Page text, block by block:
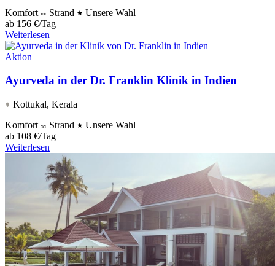
Komfort
Strand
Unsere Wahl
ab 156 €/Tag
Weiterlesen
Aktion
Ayurveda in der Dr. Franklin Klinik in Indien
Kottukal, Kerala
Komfort
Strand
Unsere Wahl
ab 108 €/Tag
Weiterlesen